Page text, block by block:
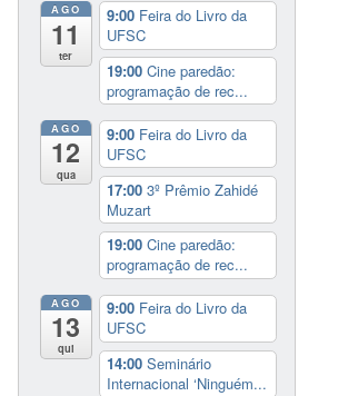
AGO
11
ter
9:00 Feira do Livro da
UFSC
19:00 Cine paredão:
programação de rec...
AGO
12
qua
9:00 Feira do Livro da
UFSC
17:00 3º Prêmio Zahidé
Muzart
19:00 Cine paredão:
programação de rec...
AGO
13
qui
9:00 Feira do Livro da
UFSC
14:00 Seminário
Internacional ‘Ninguém...